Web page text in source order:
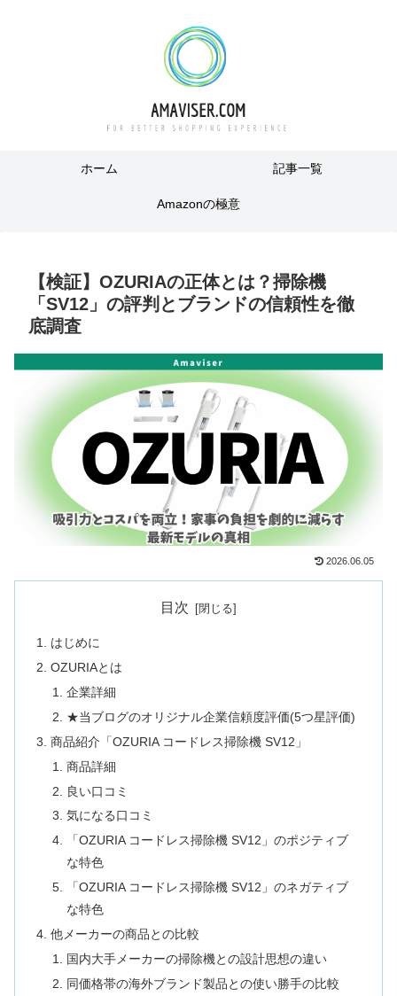
ホーム 記事一覧
Amazonの極意
【検証】OZURIAの正体とは？掃除機
「SV12」の評判とブランドの信頼性を徹
底調査
2026.06.05
目次
はじめに
OZURIAとは
企業詳細
★当ブログのオリジナル企業信頼度評価(5つ星評価)
商品紹介「OZURIA コードレス掃除機 SV12」
商品詳細
良い口コミ
気になる口コミ
「OZURIA コードレス掃除機 SV12」のポジティブ
な特色
「OZURIA コードレス掃除機 SV12」のネガティブ
な特色
他メーカーの商品との比較
国内大手メーカーの掃除機との設計思想の違い
同価格帯の海外ブランド製品との使い勝手の比較